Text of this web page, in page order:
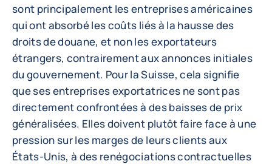
sont principalement les entreprises américaines
qui ont absorbé les coûts liés à la hausse des
droits de douane, et non les exportateurs
étrangers, contrairement aux annonces initiales
du gouvernement. Pour la Suisse, cela signifie
que ses entreprises exportatrices ne sont pas
directement confrontées à des baisses de prix
généralisées. Elles doivent plutôt faire face à une
pression sur les marges de leurs clients aux
États-Unis, à des renégociations contractuelles